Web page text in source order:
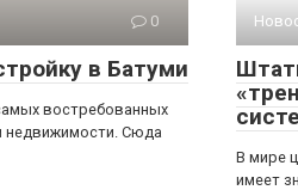
0
в Батуми
востребованных
недвижимости. Сюда
В мире
имеет